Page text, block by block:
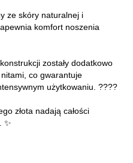
ze skóry naturalnej i
komfort noszenia
zostały dodatkowo
co gwarantuje
użytkowaniu. ????
złota nadają całości
✨